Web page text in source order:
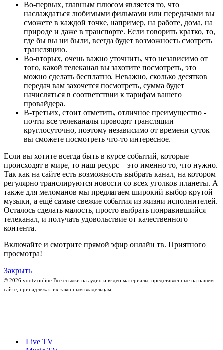
Во-первых, главным плюсом является то, что
наслаждаться любимыми фильмами или передачами вы
сможете в каждой точке, например, на работе, дома, на
природе и даже в транспорте. Если говорить кратко, то,
где бы вы ни были, всегда будет возможность смотреть
трансляцию.
Во-вторых, очень важно уточнить, что независимо от
того, какой телеканал вы захотите посмотреть, это
можно сделать бесплатно. Неважно, сколько десятков
передач вам захочется посмотреть, сумма будет
начисляться в соответствии к тарифам вашего
провайдера.
В-третьих, стоит отметить, отличное преимущество -
почти все телеканалы проводят трансляции
круглосуточно, поэтому независимо от времени суток
вы сможете посмотреть что-то интересное.
Если вы хотите всегда быть в курсе событий, которые
происходят в мире, то наш ресурс – это именно то, что нужно.
Так как на сайте есть возможность выбрать канал, на котором
регулярно транслируются новости со всех уголков планеты. А
также для меломанов мы предлагаем широкий выбор крутой
музыки, а ещё самые свежие события из жизни исполнителей.
Осталось сделать малость, просто выбрать понравившийся
телеканал, и получать удовольствие от качественного
контента.
Включайте и смотрите прямой эфир онлайн тв. Приятного
просмотра!
Закрыть
© 2026 yootv.online Все ссылки на аудио и видео материалы, представленные на нашем
сайте, принадлежат их законным владельцам.
Live TV